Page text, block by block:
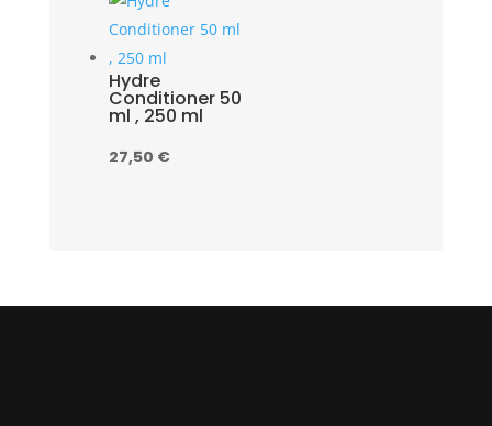
Hydre
Conditioner 50
ml , 250 ml
27,50 €